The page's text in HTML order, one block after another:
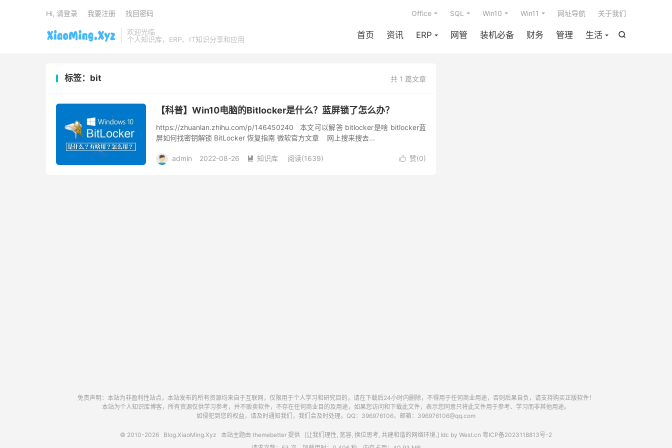
欢迎光临
个人知识库，ERP、IT知识分享和应用

首页 资讯 ERP 网管 装机必备 财务 管理 生活
Office SQL Win10 Win11 网址导航 关于我们
Hi, 请登录 我要注册 找回密码
共 1 篇文章
标签：bit
【科普】Win10电脑的Bitlocker是什么？蓝屏锁了怎么办？
https://zhuanlan.zhihu.com/p/146450240 本文可以解答 bitlocker是啥 bitlocker蓝
屏如何找密钥解锁 BitLocker 恢复指南 微软官方文章 网上搜来搜去...
 赞(0)
admin 2022-08-26  知识库 阅读(1639)
免责声明：本站为非盈利性站点，本站发布的所有资源均来自于互联网，仅限用于个人学习和研究目的，请在下载后24小时内删除，不得用于任何商业用途，否则后果自负，请支持购买正版软件！
本站为个人知识库博客，所有资源仅供学习参考，并不贩卖软件，不存在任何商业目的及用途，如果您访问和下载此文件，表示您同意只将此文件用于参考、学习而非其他用途。
如侵犯到您的权益，请及时通知我们，我们会及时处理。QQ：396976106，邮箱：396976106@qq.com
© 2010-2026 Blog.XiaoMing.Xyz 本站主题由 themebetter 提供 [让我们理性, 宽容, 换位思考, 共建和谐的网络环境.] Idc by West.cn 粤ICP备2023118813号-2